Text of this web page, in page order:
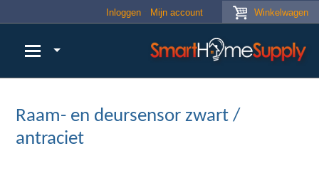
Winkelwagen
Inloggen Mijn account
Raam- en deursensor zwart /
antraciet